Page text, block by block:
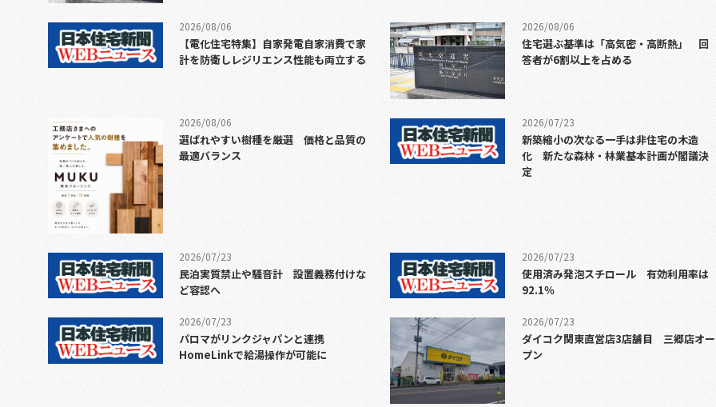
2026/08/06
【電化住宅特集】自家発電自家消費で家
計を防衛しレジリエンス性能も両立する
2026/08/06
住宅選ぶ基準は「高気密・高断熱」 回
答者が6割以上を占める
2026/08/06
選ばれやすい樹種を厳選 価格と品質の
最適バランス
2026/07/23
新築縮小の次なる一手は非住宅の木造
化 新たな森林・林業基本計画が閣議決
定
2026/07/23
民泊実質禁止や騒音計 設置義務付けな
ど容認へ
2026/07/23
使用済み発泡スチロール 有効利用率は
92.1％
2026/07/23
パロマがリンクジャパンと連携
HomeLinkで給湯操作が可能に
2026/07/23
ダイコク関東直営店3店舗目 三郷店オー
プン